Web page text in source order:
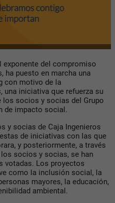
exponente del compromiso
ha puesto en marcha una
con motivo de la
una iniciativa que refuerza su
socios y socias del Grupo
de impacto social.
y socias de Caja Ingenieros
de iniciativas con las que
y posteriormente, a través
socios y socias, se han
votadas. Los proyectos
como la inclusión social, la
mayores, la educación,
ambiental.